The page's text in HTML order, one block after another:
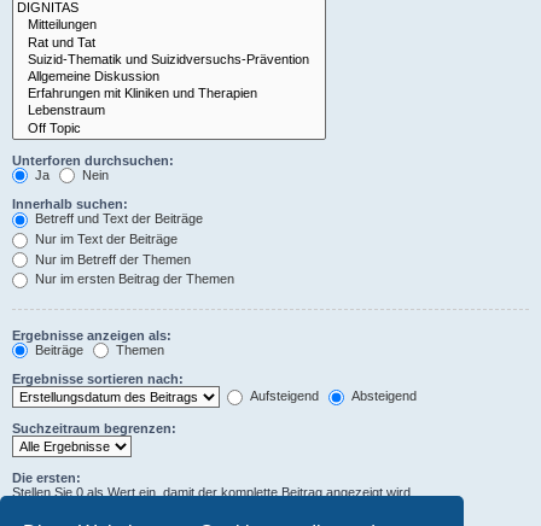
Unterforen durchsuchen:
Ja
Nein
Innerhalb suchen:
Betreff und Text der Beiträge
Nur im Text der Beiträge
Nur im Betreff der Themen
Nur im ersten Beitrag der Themen
Ergebnisse anzeigen als:
Beiträge
Themen
Ergebnisse sortieren nach:
Aufsteigend
Absteigend
Suchzeitraum begrenzen:
Die ersten:
Stellen Sie 0 als Wert ein, damit der komplette Beitrag angezeigt wird.